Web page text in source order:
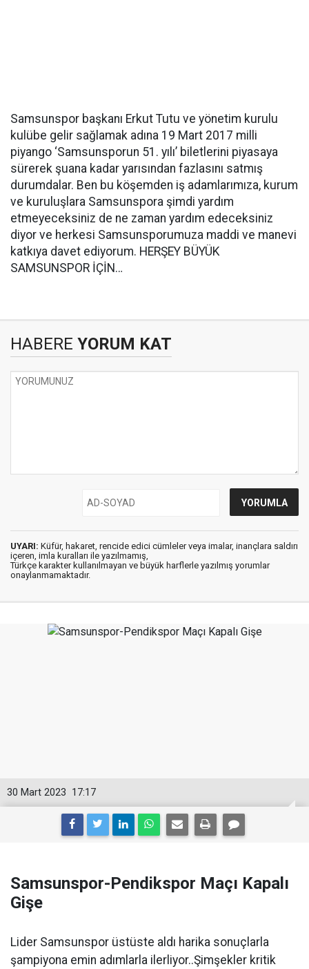
Samsunspor başkanı Erkut Tutu ve yönetim kurulu
kulübe gelir sağlamak adına 19 Mart 2017 milli
piyango ‘Samsunsporun 51. yılı’ biletlerini piyasaya
sürerek şuana kadar yarısından fazlasını satmış
durumdalar. Ben bu köşemden iş adamlarımıza, kurum
ve kuruluşlara Samsunspora şimdi yardım
etmeyeceksiniz de ne zaman yardım edeceksiniz
diyor ve herkesi Samsunsporumuza maddi ve manevi
katkıya davet ediyorum. HERŞEY BÜYÜK
SAMSUNSPOR İÇİN…
HABERE YORUM KAT
UYARI: Küfür, hakaret, rencide edici cümleler veya imalar, inançlara saldırı
içeren, imla kuralları ile yazılmamış,
Türkçe karakter kullanılmayan ve büyük harflerle yazılmış yorumlar
onaylanmamaktadır.
17:17
30 Mart 2023
Samsunspor-Pendikspor Maçı Kapalı
Gişe
Lider Samsunspor üstüste aldı harika sonuçlarla
şampiyona emin adımlarla ilerliyor..Şimşekler kritik